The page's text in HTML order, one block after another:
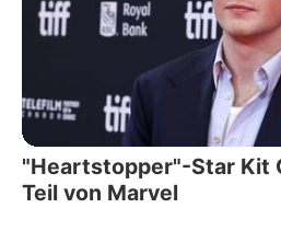
"Heartstopper"-Star Kit
Teil von Marvel